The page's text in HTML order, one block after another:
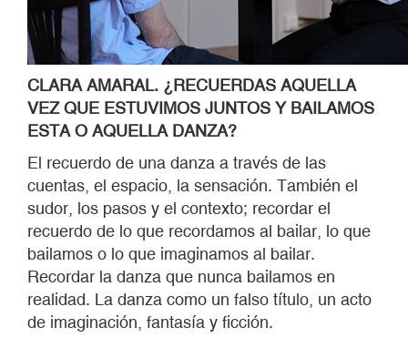
CLARA AMARAL. ¿RECUERDAS AQUELLA
VEZ QUE ESTUVIMOS JUNTOS Y BAILAMOS
ESTA O AQUELLA DANZA?
El recuerdo de una danza a través de las
cuentas, el espacio, la sensación. También el
sudor, los pasos y el contexto; recordar el
recuerdo de lo que recordamos al bailar, lo que
bailamos o lo que imaginamos al bailar.
Recordar la danza que nunca bailamos en
realidad. La danza como un falso título, un acto
de imaginación, fantasía y ficción.